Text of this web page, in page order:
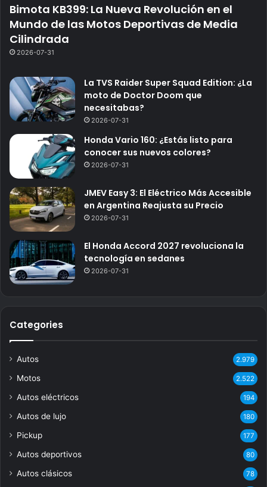
Bimota KB399: La Nueva Revolución en el
Mundo de las Motos Deportivas de Media
Cilindrada
2026-07-31
La TVS Raider Super Squad Edition: ¿La
moto de Doctor Doom que
necesitabas?
2026-07-31
Honda Vario 160: ¿Estás listo para
conocer sus nuevos colores?
2026-07-31
JMEV Easy 3: El Eléctrico Más Accesible
en Argentina Reajusta su Precio
2026-07-31
El Honda Accord 2027 revoluciona la
tecnología en sedanes
2026-07-31
Categories
Autos 2.979
Motos 2.522
Autos eléctricos 194
Autos de lujo 180
Pickup 177
Autos deportivos 80
Autos clásicos 78